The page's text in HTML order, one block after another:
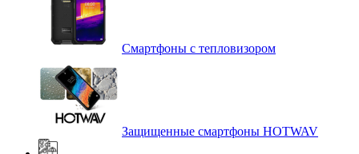
Смартфоны с тепловизором
Защищенные смартфоны HOTWAV